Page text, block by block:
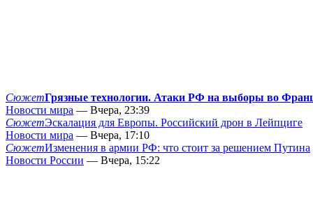
СюжетГрязные технологии. Атаки РФ на выборы во
Новости мира — Вчера, 23:39
СюжетЭскалация для Европы. Российский дрон в Лейпциге
Новости мира — Вчера, 17:10
СюжетИзменения в армии РФ: что стоит за решением Путина
Новости России — Вчера, 15:22